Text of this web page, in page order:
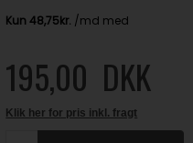
195,00 DKK
Klik her for pris inkl. fragt